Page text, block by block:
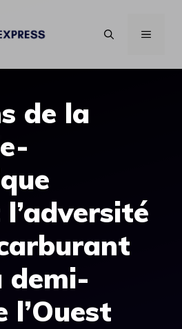
MENU
de la
demi-
l’Ouest